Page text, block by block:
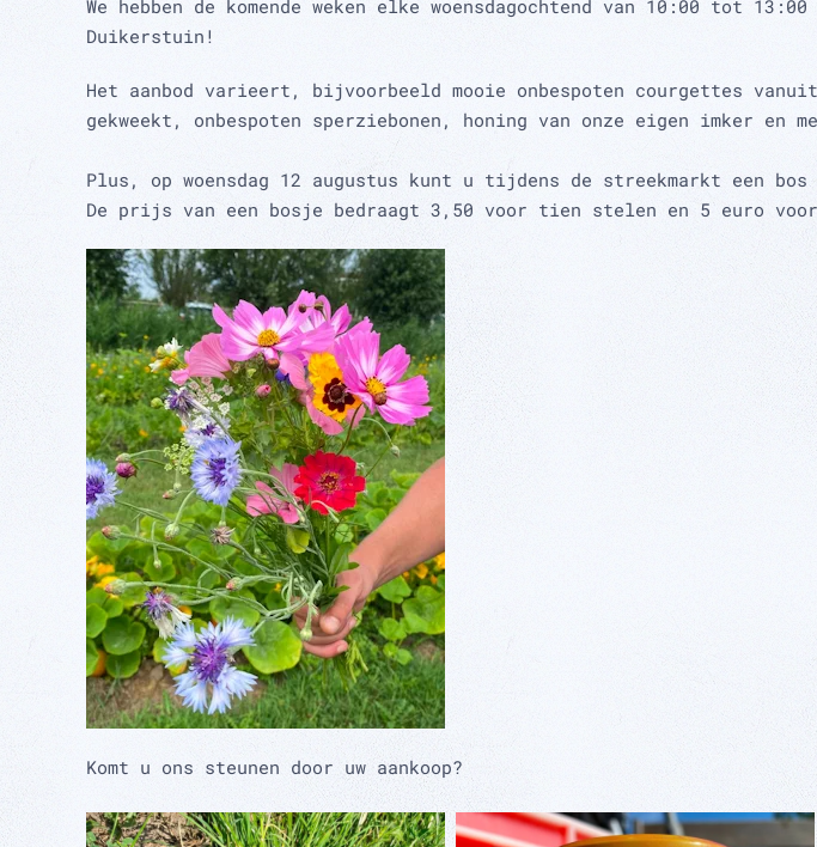
We hebben de komende weken elke woensdagochtend van 10:00 tot
Duikerstuin!
Het aanbod varieert, bijvoorbeeld mooie onbespoten courgettes
gekweekt, onbespoten sperziebonen, honing van onze eigen imker en
Plus, op woensdag 12 augustus kunt u tijdens de streekmarkt een bos
De prijs van een bosje bedraagt 3,50 voor tien stelen en 5 euro
Komt u ons steunen door uw aankoop?